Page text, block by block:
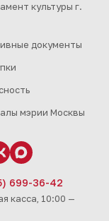
культуры г.
документы
мэрии Москвы
699-36-42
касса, 10:00 —